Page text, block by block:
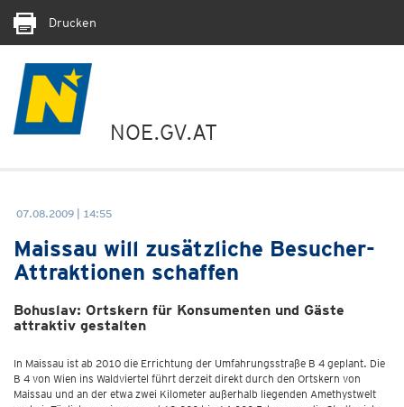
Drucken
NOE.GV.AT
07.08.2009 | 14:55
Maissau will zusätzliche Besucher-
Attraktionen schaffen
Bohuslav: Ortskern für Konsumenten und Gäste
attraktiv gestalten
In Maissau ist ab 2010 die Errichtung der Umfahrungsstraße B 4 geplant. Die
B 4 von Wien ins Waldviertel führt derzeit direkt durch den Ortskern von
Maissau und an der etwa zwei Kilometer außerhalb liegenden Amethystwelt